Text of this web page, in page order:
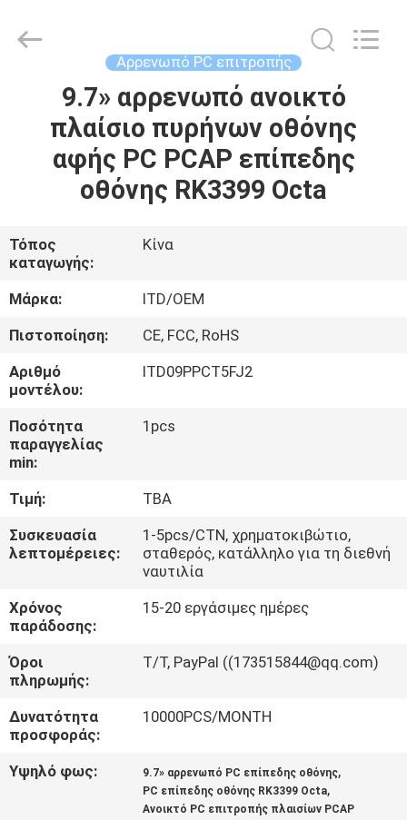
ΣΠΊΤΙ
ΠΡΟΪΌΝΤΑ
ΠΕΡΊΠΟΥ
ΕΜΕΊΣ
ΓΎΡΟΣ
ΕΡΓΟΣΤΑΣΊΩΝ
ΠΟΙΟΤΙΚΌΣ
ΜΑΣ
ΕΛΆΤΕ
ΣΕ
ΕΠΑΦΉ
ΜΕ
ΖΗΤΉΣΤΕ
ΈΝΑ
ΑΠΌΣΠΑΣΜΑ
Equipment
Αρρενωπό PC επιτροπής
9.7» αρρενωπό ανοικτό
πλαίσιο πυρήνων οθόνης
αφής PC PCAP επίπεδης
οθόνης RK3399 Octa
Τόπος
καταγωγής:
Κίνα
Μάρκα:
ITD/OEM
Πιστοποίηση:
CE, FCC, RoHS
Αριθμό
μοντέλου:
ITD09PPCT5FJ2
Ποσότητα
παραγγελίας
min:
1pcs
Τιμή:
TBA
Συσκευασία
λεπτομέρειες:
1-5pcs/CTN, χρηματοκιβώτιο,
σταθερός, κατάλληλο για τη διεθνή
ναυτιλία
Χρόνος
παράδοσης:
15-20 εργάσιμες ημέρες
Όροι
πληρωμής:
Τ/Τ, PayPal ((173515844@qq.com)
Δυνατότητα
προσφοράς:
10000PCS/MONTH
Υψηλό φως: 9.7» αρρενωπό PC επίπεδης οθόνης,
PC επίπεδης οθόνης RK3399 Octa,
Ανοικτό PC επιτροπής πλαισίων PCAP